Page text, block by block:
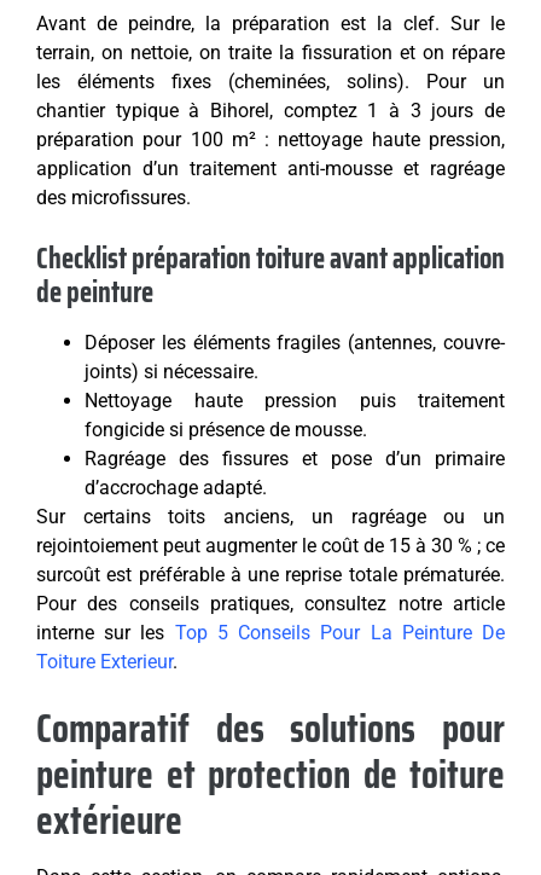
Avant de peindre, la préparation est la clef. Sur le
terrain, on nettoie, on traite la fissuration et on répare
les éléments fixes (cheminées, solins). Pour un
chantier typique à Bihorel, comptez 1 à 3 jours de
préparation pour 100 m² : nettoyage haute pression,
application d’un traitement anti-mousse et ragréage
des microfissures.
Checklist préparation toiture avant application
de peinture
Déposer les éléments fragiles (antennes, couvre-
joints) si nécessaire.
Nettoyage haute pression puis traitement
fongicide si présence de mousse.
Ragréage des fissures et pose d’un primaire
d’accrochage adapté.
Sur certains toits anciens, un ragréage ou un
rejointoiement peut augmenter le coût de 15 à 30 % ; ce
surcoût est préférable à une reprise totale prématurée.
Pour des conseils pratiques, consultez notre article
interne sur les Top 5 Conseils Pour La Peinture De
Toiture Exterieur.
Comparatif des solutions pour
peinture et protection de toiture
extérieure